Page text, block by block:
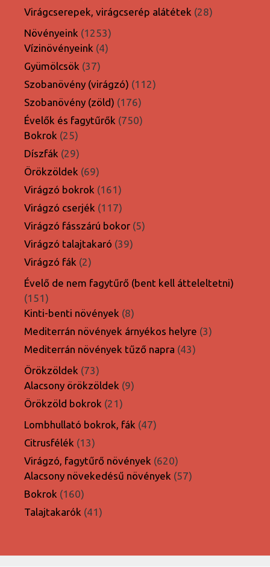
termék
Virágcserepek, virágcserép alátétek 2828
Növényeink 12531253
termék
Vízinövényeink 44
Gyümölcsök 3737
termék
Szobanövény (virágzó) 112112
Szobanövény (zöld) 176176
termék
Évelők és fagytűrők 750750
Bokrok 2525
termék
Díszfák 2929
termék
Örökzöldek 6969
termék
Virágzó bokrok 161161
termék
Virágzó cserjék 117117
termék
Virágzó fásszárú bokor 55
Virágzó talajtakaró 3939
Virágzó fák 22
termék
Évelő de nem fagytűrő (bent kell átteleltetni)
151151
termék
Kinti-benti növények 88
termék
Mediterrán növények árnyékos helyre 33
Mediterrán növények tűző napra 4343
Örökzöldek 7373
termék
Alacsony örökzöldek 99
Örökzöld bokrok 2121
termék
Lombhullató bokrok, fák 4747
Citrusfélék 1313
termék
Virágzó, fagytűrő növények 620620
termék
Alacsony növekedésű növények 5757
Bokrok 160160
termék
Talajtakarók 4141